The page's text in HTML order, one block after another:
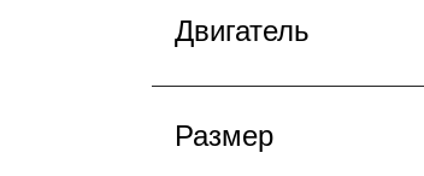
Двигатель
Размер